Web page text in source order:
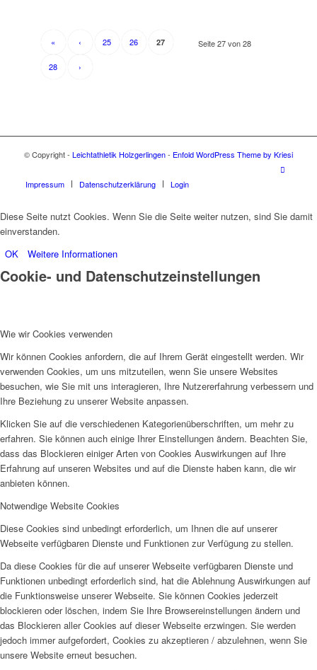
Seite 27 von 28
« ‹ 25 26 27
28 ›
© Copyright - Leichtathletik Holzgerlingen- Enfold WordPress Theme by Kriesi
Impressum Datenschutzerklärung Login
Diese Seite nutzt Cookies. Wenn Sie die Seite weiter nutzen, sind Sie damit
einverstanden.
OK
Weitere Informationen
Cookie- und Datenschutzeinstellungen
Wie wir Cookies verwenden
Wir können Cookies anfordern, die auf Ihrem Gerät eingestellt werden. Wir
verwenden Cookies, um uns mitzuteilen, wenn Sie unsere Websites
besuchen, wie Sie mit uns interagieren, Ihre Nutzererfahrung verbessern und
Ihre Beziehung zu unserer Website anpassen.
Klicken Sie auf die verschiedenen Kategorienüberschriften, um mehr zu
erfahren. Sie können auch einige Ihrer Einstellungen ändern. Beachten Sie,
dass das Blockieren einiger Arten von Cookies Auswirkungen auf Ihre
Erfahrung auf unseren Websites und auf die Dienste haben kann, die wir
anbieten können.
Notwendige Website Cookies
Diese Cookies sind unbedingt erforderlich, um Ihnen die auf unserer
Webseite verfügbaren Dienste und Funktionen zur Verfügung zu stellen.
Da diese Cookies für die auf unserer Webseite verfügbaren Dienste und
Funktionen unbedingt erforderlich sind, hat die Ablehnung Auswirkungen auf
die Funktionsweise unserer Webseite. Sie können Cookies jederzeit
blockieren oder löschen, indem Sie Ihre Browsereinstellungen ändern und
das Blockieren aller Cookies auf dieser Webseite erzwingen. Sie werden
jedoch immer aufgefordert, Cookies zu akzeptieren / abzulehnen, wenn Sie
unsere Website erneut besuchen.